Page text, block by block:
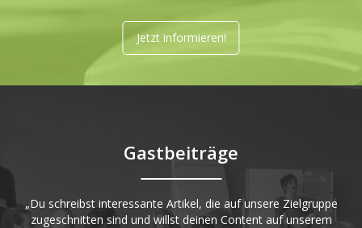
Jetzt informieren!
Gastbeiträge
„Du schreibst interessante Artikel, die auf unsere Zielgruppe
zugeschnitten sind und willst deinen Content auf unserem